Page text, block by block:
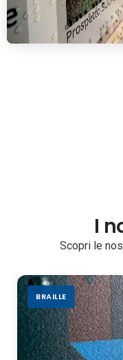
I
Scopri le
BRAILLE